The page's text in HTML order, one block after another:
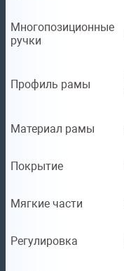
Многопозиционные
ручки
Профиль рамы
Материал рамы
Покрытие
Мягкие части
Регулировка